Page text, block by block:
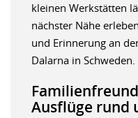
kleinen Werkstätten
nächster Nähe
und Erinnerung an
Dalarna in Schweden.
Ausflüge rund